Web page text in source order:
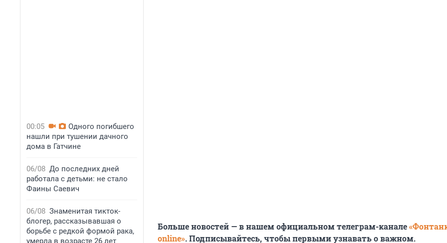
00:05
Одного погибшего
нашли при тушении дачного
дома в Гатчине
06/08 До последних дней
работала с детьми: не стало
Фаины Саевич
06/08 Знаменитая тикток-
блогер, рассказывавшая о
борьбе с редкой формой рака,
умерла в возрасте 26 лет
Больше новостей — в нашем официальном телеграм-канале
online». Подписывайтесь, чтобы первыми узнавать о важном.